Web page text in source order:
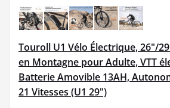
Touroll U1 Vélo Électrique, 26"/
en Montagne pour Adulte, VTT
Batterie Amovible 13AH,
21 Vitesses (U1 29")